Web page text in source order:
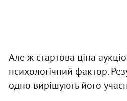
Але ж стартова ціна
психологічний фактор.
одно вирішують його